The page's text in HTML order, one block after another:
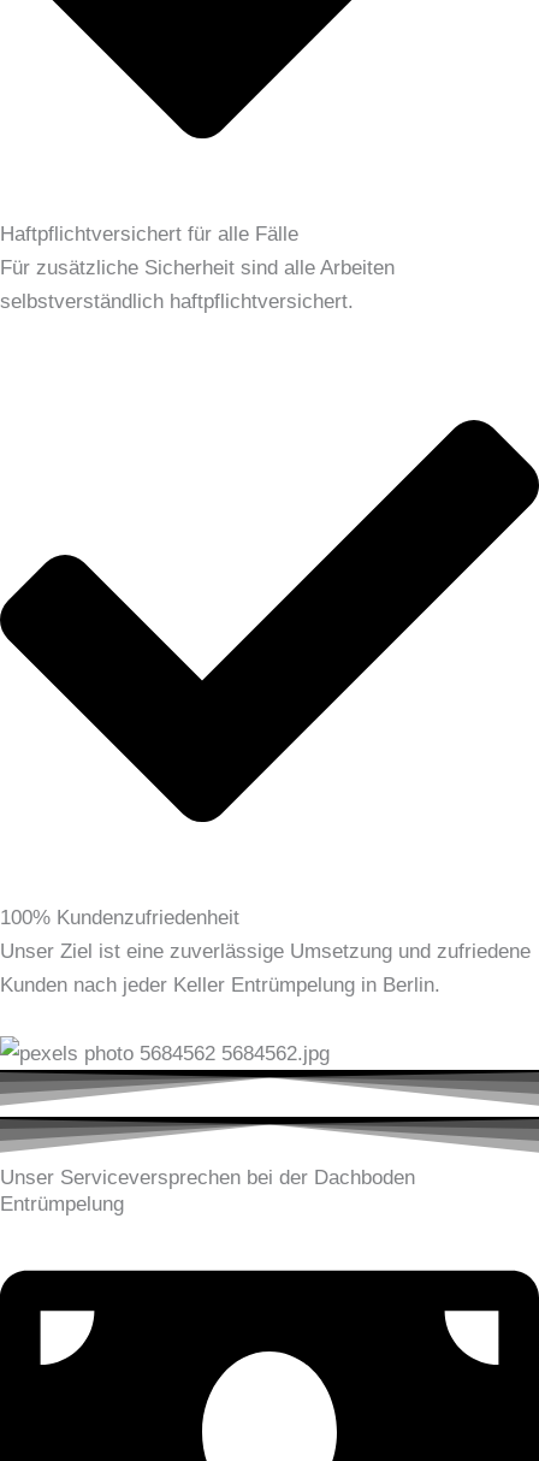
Haftpflichtversichert für alle Fälle
Für zusätzliche Sicherheit sind alle Arbeiten
selbstverständlich haftpflichtversichert.
100% Kundenzufriedenheit
Unser Ziel ist eine zuverlässige Umsetzung und zufriedene
Kunden nach jeder Keller Entrümpelung in Berlin.
Unser Serviceversprechen bei der Dachboden
Entrümpelung